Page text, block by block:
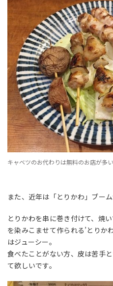
キャベツのお代わりは無料のお店が多い
また、近年は「とりかわ」ブーム
とりかわを串に巻き付けて、焼
を染みこませて作られる’とりか
はジューシー。
食べたことがない方、皮は苦手
て欲しいです。